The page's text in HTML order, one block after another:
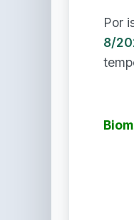
Por
8/